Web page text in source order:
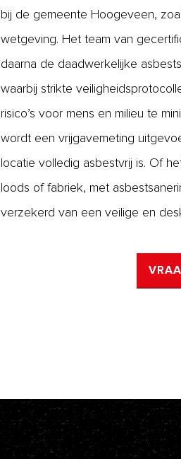
bij de gemeente Hoogeveen,
wetgeving. Het team van
daarna de daadwerkelijke
waarbij strikte
risico’s voor mens en milieu te
wordt een vrijgavemeting
locatie volledig asbestvrij is. Of
loods of fabriek, met
verzekerd van een veilige en